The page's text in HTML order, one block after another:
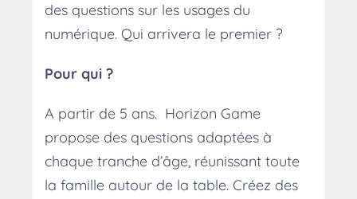
des questions sur les usages du
numérique. Qui arrivera le premier ?
Pour qui ?
A partir de 5 ans. Horizon Game
propose des questions adaptées à
chaque tranche d’âge, réunissant toute
la famille autour de la table. Créez des